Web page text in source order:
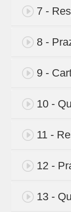
7 -
8 -
9 -
10 -
11 -
12 -
13 -